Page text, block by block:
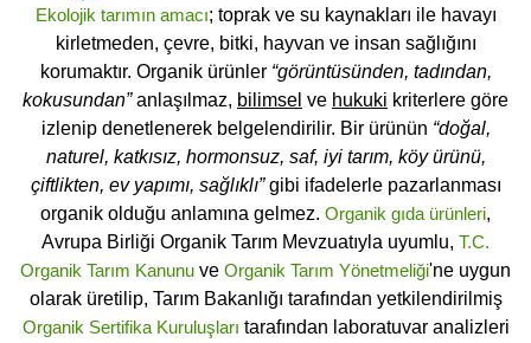
Ekolojik tarımın amacı; toprak ve su kaynakları ile havayı
kirletmeden, çevre, bitki, hayvan ve insan sağlığını
korumaktır. Organik ürünler “görüntüsünden, tadından,
kokusundan”anlaşılmaz, bilimsel ve hukuki kriterlere göre
izlenip denetlenerek belgelendirilir. Bir ürünün “doğal,
naturel, katkısız, hormonsuz, saf, iyi tarım, köy ürünü,
çiftlikten, ev yapımı, sağlıklı”gibi ifadelerle pazarlanması
organik olduğu anlamına gelmez. Organik gıda ürünleri,
Avrupa Birliği Organik Tarım Mevzuatıyla uyumlu, T.C.
Organik Tarım Kanunu ve Organik Tarım Yönetmeliği'ne uygun
olarak üretilip, Tarım Bakanlığı tarafından yetkilendirilmiş
Organik Sertifika Kuruluşları tarafından laboratuvar analizleri